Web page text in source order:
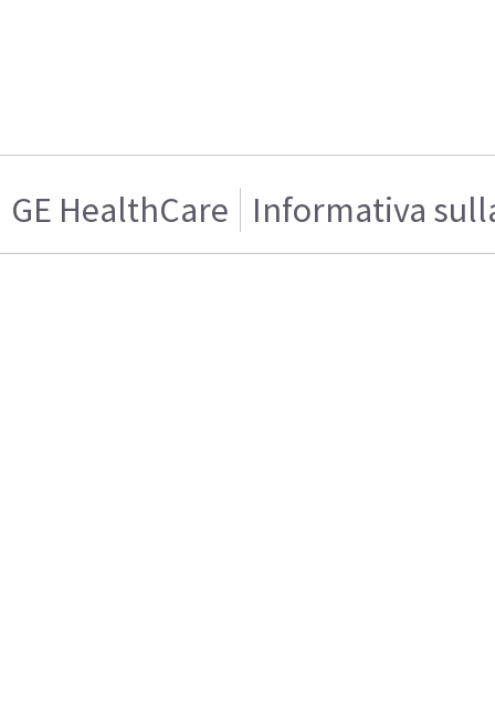
GE HealthCare Informativa